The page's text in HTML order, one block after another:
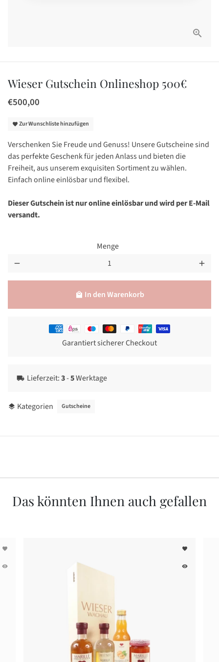
Wieser Gutschein Onlineshop 500€
€500,00
favorite Zur Wunschliste hinzufügen
Verschenken Sie Freude und Genuss! Unsere Gutscheine sind
das perfekte Geschenk für jeden Anlass und bieten die
Freiheit, aus unserem exquisiten Sortiment zu wählen.
Einfach online einlösbar und flexibel.
Dieser Gutschein ist nur online einlösbar und wird per E-Mail
versandt.
Menge
remove add
local_mall In den Warenkorb
Garantiert sicherer Checkout
Zahlungsmethoden
local_shipping Lieferzeit:3-5Werktage
layers Kategorien Gutscheine
Das könnten Ihnen auch gefallen
favorite
remove_red_eye
favorite
remove_red_eye